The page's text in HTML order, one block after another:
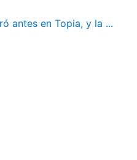
antes en Topia, y la ...